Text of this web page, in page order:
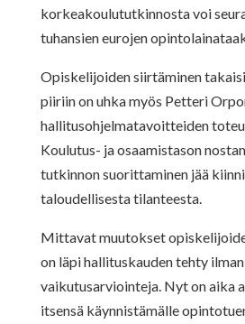
korkeakoulututkinnosta voi
tuhansien eurojen
Opiskelijoiden siirtäminen
piiriin on uhka myös Petteri
hallitusohjelmatavoitteiden
Koulutus- ja osaamistason
tutkinnon suorittaminen jää
taloudellisesta tilanteesta.
Mittavat muutokset
on läpi hallituskauden tehty
vaikutusarviointeja. Nyt on aika
itsensä käynnistämälle